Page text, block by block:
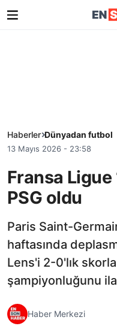
Haberler Dünyadan futbol
13 Mayıs 2026 - 23:58
Fransa
PSG oldu
Paris Saint-
haftasında
Lens'i 2-0'lık
şampiyonluğunu
Haber Merkezi